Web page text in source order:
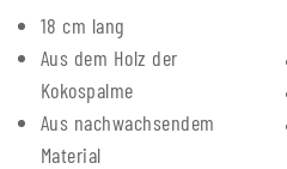
18 cm lang
Aus dem Holz der
Kokospalme
Aus nachwachsendem
Material